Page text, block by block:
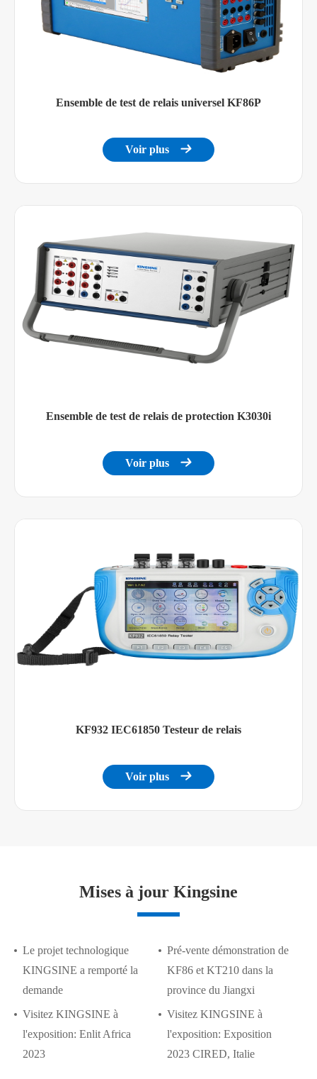
Ensemble de test de relais universel KF86P
Voir plus 
Ensemble de test de relais de protection K3030i
Voir plus 
KF932 IEC61850 Testeur de relais
Voir plus 
Mises à jour Kingsine
Le projet technologique
KINGSINE a remporté la
demande
Pré-vente démonstration de
KF86 et KT210 dans la
province du Jiangxi
Visitez KINGSINE à
l'exposition: Enlit Africa
2023
Visitez KINGSINE à
l'exposition: Exposition
2023 CIRED, Italie